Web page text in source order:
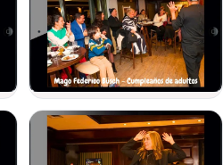
el ilusionismo con un humor sutil
los jóvenes como los adultos
igual de un momento inolvidable.
con público infantil, podés
enanimación para chicos.